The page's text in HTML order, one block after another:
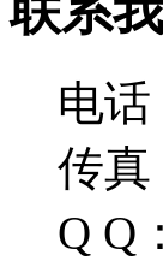
联系
电话
传真
Q Q